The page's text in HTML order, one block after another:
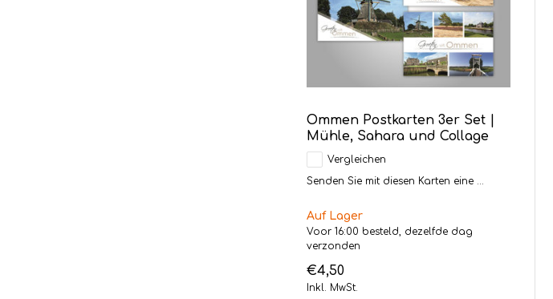
Ommen Postkarten 3er Set |
Mühle, Sahara und Collage
Vergleichen
Senden Sie mit diesen Karten eine ...
Auf Lager
Voor 16:00 besteld, dezelfde dag
verzonden
€4,50
Inkl. MwSt.